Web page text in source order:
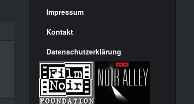
Seite
Impressum
Kontakt
Datenschutzerklärung